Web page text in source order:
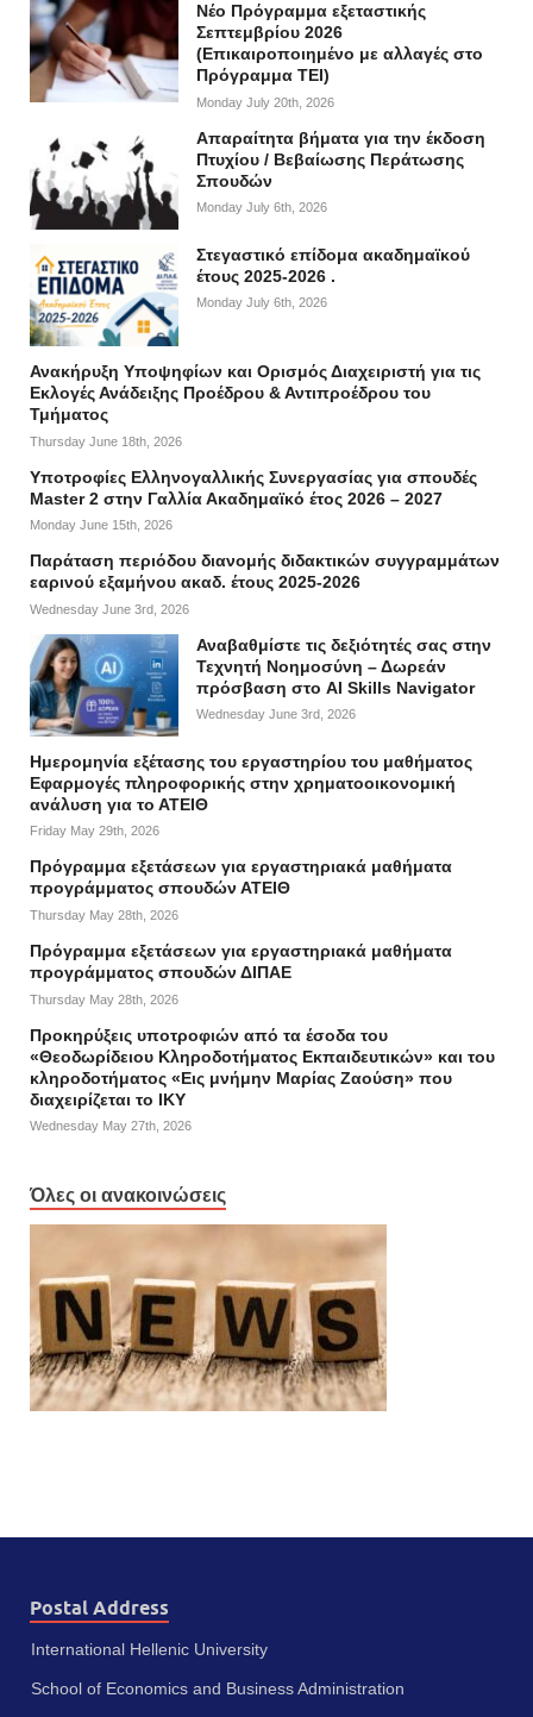
Νέο Πρόγραμμα εξεταστικής
Σεπτεμβρίου 2026
(Επικαιροποιημένο με αλλαγές στο
Πρόγραμμα ΤΕΙ)
Monday July 20th, 2026
Απαραίτητα βήματα για την έκδοση
Πτυχίου / Βεβαίωσης Περάτωσης
Σπουδών
Monday July 6th, 2026
Στεγαστικό επίδομα ακαδημαϊκού
έτους 2025-2026 .
Monday July 6th, 2026
Ανακήρυξη Υποψηφίων και Ορισμός Διαχειριστή για τις
Εκλογές Ανάδειξης Προέδρου & Αντιπροέδρου του
Τμήματος
Thursday June 18th, 2026
Υποτροφίες Ελληνογαλλικής Συνεργασίας για σπουδές
Master 2 στην Γαλλία Ακαδημαϊκό έτος 2026 – 2027
Monday June 15th, 2026
Παράταση περιόδου διανομής διδακτικών συγγραμμάτων
εαρινού εξαμήνου ακαδ. έτους 2025-2026
Wednesday June 3rd, 2026
Αναβαθμίστε τις δεξιότητές σας στην
Τεχνητή Νοημοσύνη – Δωρεάν
πρόσβαση στο AI Skills Navigator
Wednesday June 3rd, 2026
Ημερομηνία εξέτασης του εργαστηρίου του μαθήματος
Εφαρμογές πληροφορικής στην χρηματοοικονομική
ανάλυση για το ΑΤΕΙΘ
Friday May 29th, 2026
Πρόγραμμα εξετάσεων για εργαστηριακά μαθήματα
προγράμματος σπουδών ΑΤΕΙΘ
Thursday May 28th, 2026
Πρόγραμμα εξετάσεων για εργαστηριακά μαθήματα
προγράμματος σπουδών ΔΙΠΑΕ
Thursday May 28th, 2026
Προκηρύξεις υποτροφιών από τα έσοδα του
«Θεοδωρίδειου Κληροδοτήματος Εκπαιδευτικών» και του
κληροδοτήματος «Εις μνήμην Μαρίας Ζαούση» που
διαχειρίζεται το ΙΚΥ
Wednesday May 27th, 2026
Όλες οι ανακοινώσεις
Postal Address
International Hellenic University
School of Economics and Business Administration